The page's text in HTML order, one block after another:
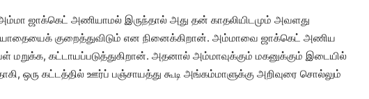
ஜாக்கெட் அணியாமல் இருந்தால் அது தன் காதலியிடமும் அவளது
குறைத்துவிடும் என நினைக்கிறான். அம்மாவை ஜாக்கெட் அணிய
கட்டாயப்படுத்துகிறான். அதனால் அம்மாவுக்கும் மகனுக்கும் இடையில்
ஒரு கட்டத்தில் ஊர்ப் பஞ்சாயத்து கூடி அங்கம்மாளுக்கு அறிவுரை சொல்லும்